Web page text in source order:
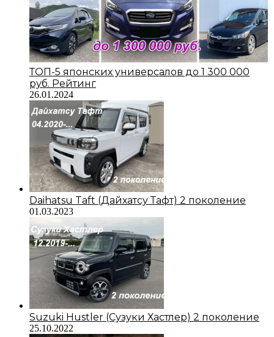
ТОП-5 японских универсалов до 1 300 000
руб. Рейтинг
26.01.2024
Daihatsu Taft (Дайхатсу Тафт) 2 поколение
01.03.2023
Suzuki Hustler (Сузуки Хастлер) 2 поколение
25.10.2022